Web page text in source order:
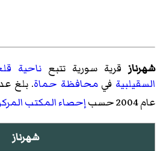
شهرنازقرية سورية تتبع ناحية
السقيلبية فيمحافظة حماة
عام 2004 حسب
إحصاءالمكتب
شهرناز